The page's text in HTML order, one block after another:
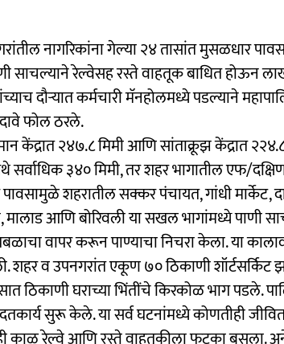
नागरिकांना गेल्या २४ तासांत मुसळधार
साचल्याने रेल्वेसह रस्ते वाहतूक बाधित होऊन
दौऱ्यात कर्मचारी मॅनहोलमध्ये पडल्याने
फोल ठरले.
केंद्रात २४७.८ मिमी आणि सांताक्रूझ केंद्रात
सर्वाधिक ३४० मिमी, तर शहर भागातील एफ/
शहरातील सक्कर पंचायत, गांधी मार्केट,
मालाड आणि बोरिवली या सखल भागांमध्ये पाणी
वापर करून पाण्याचा निचरा केला. या
शहर व उपनगरांत एकूण ७० ठिकाणी शॉर्टसर्किट
ठिकाणी घराच्या भिंतींचे किरकोळ भाग पडले.
सुरू केले. या सर्व घटनांमध्ये कोणतीही